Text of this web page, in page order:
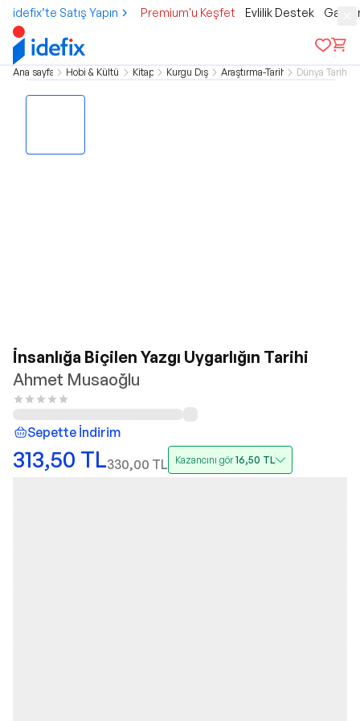
idefix’te Satış Yapın Premium'u Keşfet Evlilik Destek
Ana sayfa Hobi & Kültür Kitap Kurgu Dışı Araştırma-Tarih Dünya Tarihi
İnsanlığa Biçilen Yazgı Uygarlığın Tarihi
Ahmet Musaoğlu
Sepette İndirim
313,50 TL330,00 TL Kazancını gör16,50 TL